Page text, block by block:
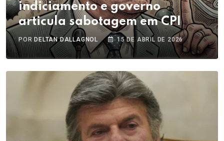
indiciamento e governo
articula sabotagem em CPI
POR DELTAN DALLAGNOL 15 DE ABRIL DE 2026